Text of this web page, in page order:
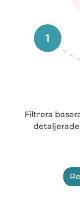
1
Filtrera